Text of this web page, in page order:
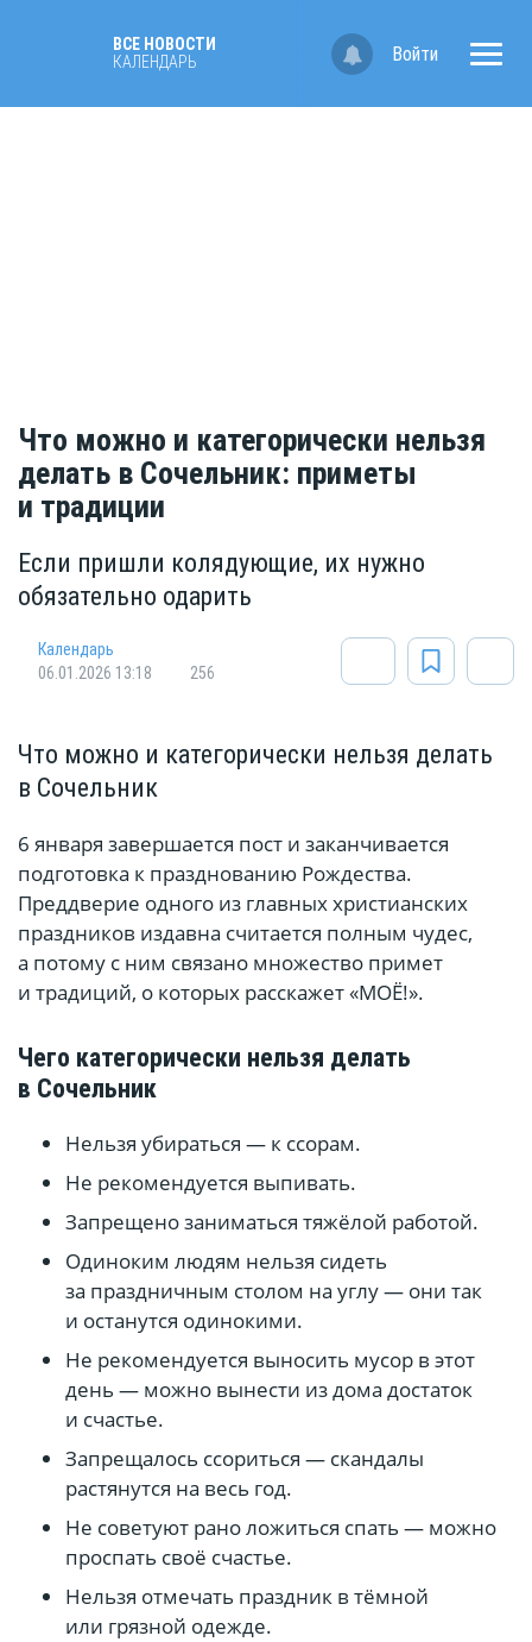
ВСЕ НОВОСТИ
КАЛЕНДАРЬ
Войти
Что можно и категорически нельзя
делать в Сочельник: приметы
и традиции
Если пришли колядующие, их нужно
обязательно одарить
Календарь
06.01.2026 13:18
256
Что можно и категорически нельзя делать
в Сочельник
6 января завершается пост и заканчивается
подготовка к празднованию Рождества.
Преддверие одного из главных христианских
праздников издавна считается полным чудес,
а потому с ним связано множество примет
и традиций, о которых расскажет «МОЁ!».
Чего категорически нельзя делать
в Сочельник
Нельзя убираться — к ссорам.
Не рекомендуется выпивать.
Запрещено заниматься тяжёлой работой.
Одиноким людям нельзя сидеть
за праздничным столом на углу — они так
и останутся одинокими.
Не рекомендуется выносить мусор в этот
день — можно вынести из дома достаток
и счастье.
Запрещалось ссориться — скандалы
растянутся на весь год.
Не советуют рано ложиться спать — можно
проспать своё счастье.
Нельзя отмечать праздник в тёмной
или грязной одежде.